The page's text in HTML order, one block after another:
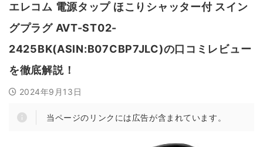
エレコム 電源タップ ほこりシャッター付 スイン
グプラグ AVT-ST02-
2425BK(ASIN:B07CBP7JLC)の口コミレビュー
を徹底解説！
2024年9月13日
当ページのリンクには広告が含まれています。